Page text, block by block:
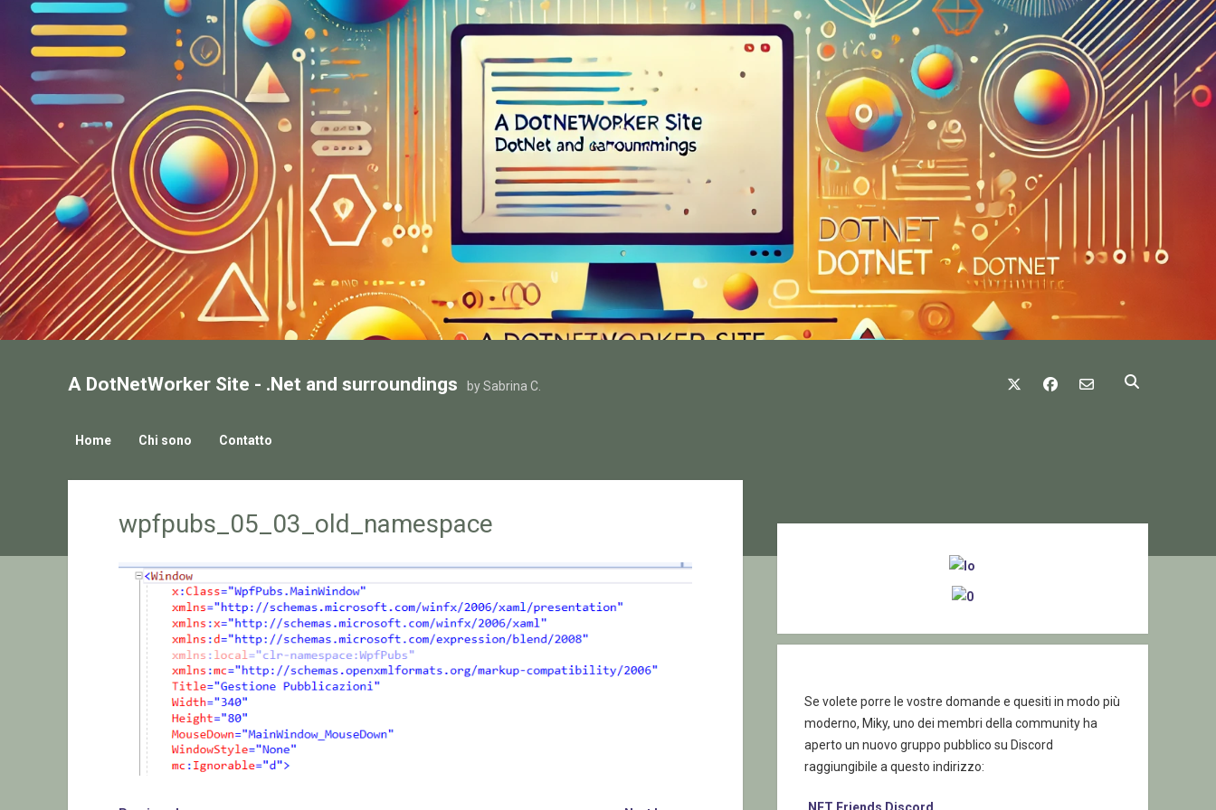
A DotNetWorker Site - .Net and surroundings by Sabrina C.
twitter facebook
email-form
Home Chi sono Contatto
wpfpubs_05_03_old_namespace
Se volete porre le vostre domande e quesiti in modo più
moderno, Miky, uno dei membri della community ha
aperto un nuovo gruppo pubblico su Discord
raggiungibile a questo indirizzo: